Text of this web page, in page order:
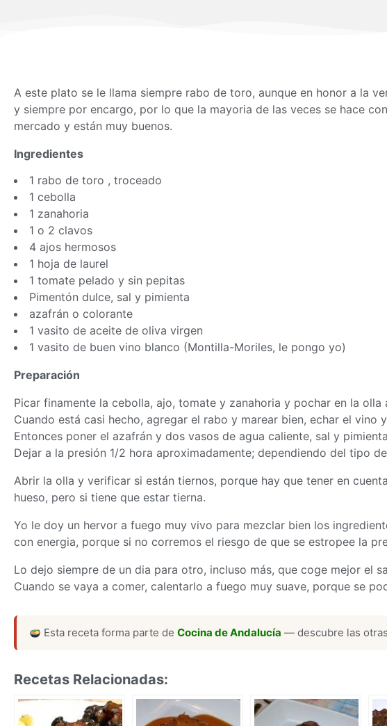
A este plato se le llama siempre rabo de toro, aunque en honor a la
y siempre por encargo, por lo que la mayoria de las veces se hace
mercado y están muy buenos.
Ingredientes
1 rabo de toro , troceado
1 cebolla
1 zanahoria
1 o 2 clavos
4 ajos hermosos
1 hoja de laurel
1 tomate pelado y sin pepitas
Pimentón dulce, sal y pimienta
azafrán o colorante
1 vasito de aceite de oliva virgen
1 vasito de buen vino blanco (Montilla-Moriles, le pongo yo)
Preparación
Picar finamente la cebolla, ajo, tomate y zanahoria y pochar en la olla
Cuando está casi hecho, agregar el rabo y marear bien, echar el vino
Entonces poner el azafrán y dos vasos de agua caliente, sal y
Dejar a la presión 1/2 hora aproximadamente; dependiendo del tipo
Abrir la olla y verificar si están tiernos, porque hay que tener en
hueso, pero si tiene que estar tierna.
Yo le doy un hervor a fuego muy vivo para mezclar bien los
con energia, porque si no corremos el riesgo de que se estropee la
Lo dejo siempre de un dia para otro, incluso más, que coge mejor el
Cuando se vaya a comer, calentarlo a fuego muy suave, porque se
Esta receta forma parte deCocina de Andalucía — descubre las otras
Recetas Relacionadas: